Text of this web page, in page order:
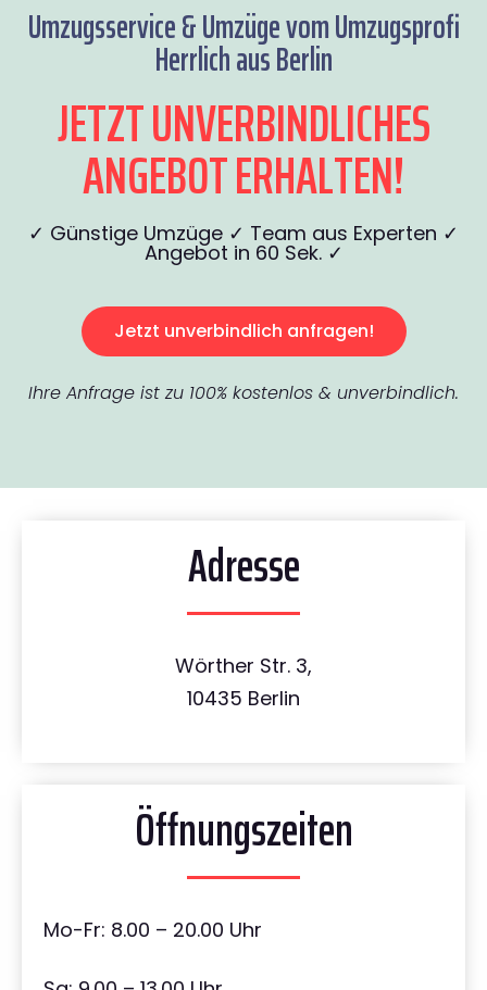
Umzugsservice & Umzüge vom Umzugsprofi
Herrlich aus Berlin
JETZT UNVERBINDLICHES
ANGEBOT ERHALTEN!
✓ Günstige Umzüge ✓ Team aus Experten ✓
Angebot in 60 Sek. ✓
Jetzt unverbindlich anfragen!
Ihre Anfrage ist zu 100% kostenlos & unverbindlich.
Adresse
Wörther Str. 3,
10435 Berlin
Öffnungszeiten
Mo-Fr: 8.00 – 20.00 Uhr